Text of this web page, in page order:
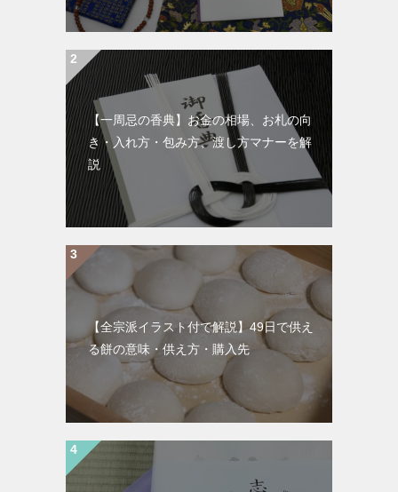
【一周忌の香典】お金の相場、お札の向
き・入れ方・包み方、渡し方マナーを解
説
【全宗派イラスト付で解説】49日で供え
る餅の意味・供え方・購入先